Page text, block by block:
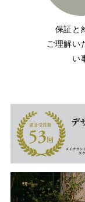
保証と
ご理解い
い